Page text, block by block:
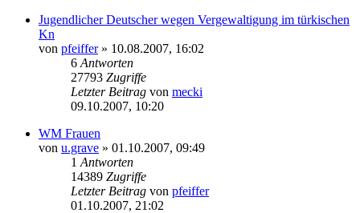
Jugendlicher Deutscher wegen Vergewaltigung im türkischen
Kn
von pfeiffer» 10.08.2007, 16:02
6 Antworten
27793 Zugriffe
Letzter Beitrag von mecki
09.10.2007, 10:20
WM Frauen
von u.grave » 01.10.2007, 09:49
1 Antworten
14389 Zugriffe
Letzter Beitrag von pfeiffer
01.10.2007, 21:02